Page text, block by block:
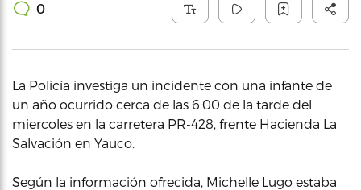
0
La Policía investiga un incidente con una infante de
un año ocurrido cerca de las 6:00 de la tarde del
miercoles en la carretera PR-428, frente Hacienda La
Salvación en Yauco.
Según la información ofrecida, Michelle Lugo estaba